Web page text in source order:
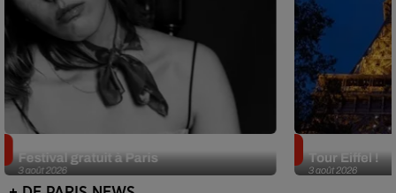
3 août 2026
Festival gratuit à Paris
3 août 2026
Tour Eiffel !